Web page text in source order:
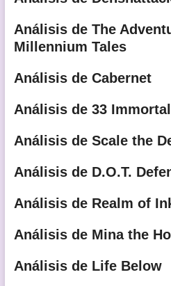
Análisis de The
Millennium Tales
Análisis de Cabernet
Análisis de 33
Análisis de Scale the
Análisis de D.O.T.
Análisis de Realm of
Análisis de Mina the
Análisis de Life Below